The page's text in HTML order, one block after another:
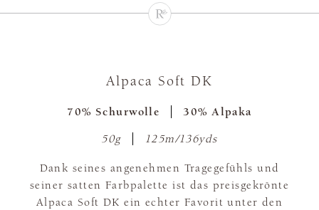
Alpaca Soft DK
70% Schurwolle 30% Alpaka
50g 125m/136yds
Dank seines angenehmen Tragegefühls und
seiner satten Farbpalette ist das preisgekrönte
Alpaca Soft DK ein echter Favorit unter den